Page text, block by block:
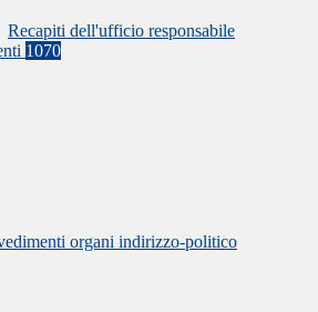
Recapiti dell'ufficio responsabile
1070
organi indirizzo-politico